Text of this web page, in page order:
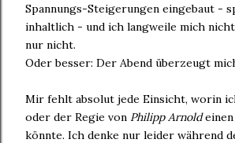
Spannungs-Steigerungen eingebaut -
inhaltlich - und ich langweile mich
nur nicht.
Oder besser: Der Abend überzeugt
Mir fehlt absolut jede Einsicht, worin
oder der Regie von Philipp Arnoldeinen
könnte. Ich denke nur leider während